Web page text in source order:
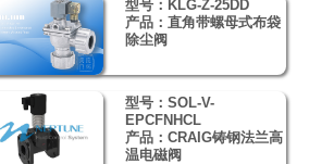
型号：KLG-Z-25DD
产品：直角带螺母式布袋
除尘阀
型号：SOL-V-
EPCFNHCL
产品：CRAIG铸钢法兰高
温电磁阀